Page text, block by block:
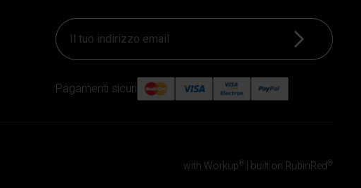
Iscriviti
Pagamenti sicuri
with Workup® built on RubinRed ®